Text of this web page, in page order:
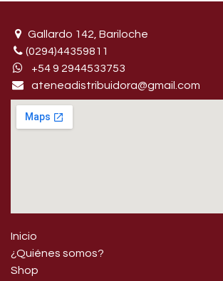
Gallardo 142, Bariloche
(0294)44359811
+54 9 29445​33753
ateneadistribuidora@gmail.com
Inicio
¿Quiénes somos?
Shop